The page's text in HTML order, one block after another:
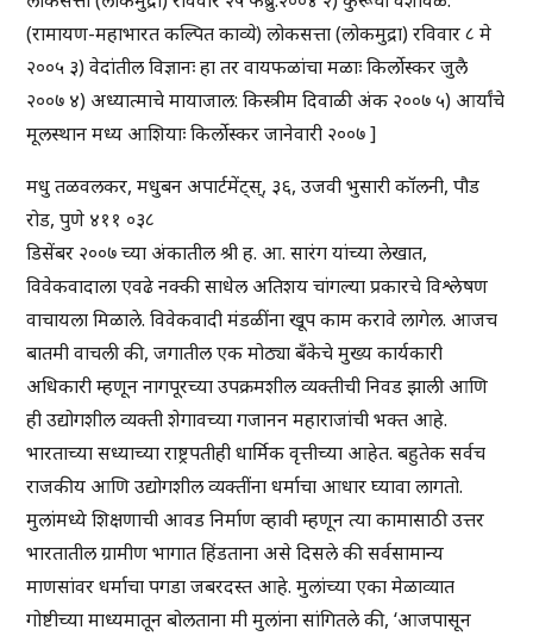
(रामायण-महाभारत कल्पित काव्ये) लोकसत्ता (लोकमुद्रा) रविवार ८ मे
२००५ ३) वेदांतील विज्ञानः हा तर वायफळांचा मळाः किर्लोस्कर जुलै
२००७ ४) अध्यात्माचे मायाजाल: किस्त्रीम दिवाळी अंक २००७ ५) आर्यांचे
मूलस्थान मध्य आशियाः किर्लोस्कर जानेवारी २००७ ]
मधु तळवलकर, मधुबन अपार्टमेंट्स्, ३६, उजवी भुसारी कॉलनी, पौड
रोड, पुणे ४११ ०३८
डिसेंबर २००७ च्या अंकातील श्री ह. आ. सारंग यांच्या लेखात,
विवेकवादाला एवढे नक्की साधेल अतिशय चांगल्या प्रकारचे विश्लेषण
वाचायला मिळाले. विवेकवादी मंडळींना खूप काम करावे लागेल. आजच
बातमी वाचली की, जगातील एक मोठ्या बँकेचे मुख्य कार्यकारी
अधिकारी म्हणून नागपूरच्या उपक्रमशील व्यक्तीची निवड झाली आणि
ही उद्योगशील व्यक्ती शेगावच्या गजानन महाराजांची भक्त आहे.
भारताच्या सध्याच्या राष्ट्रपतीही धार्मिक वृत्तीच्या आहेत. बहुतेक सर्वच
राजकीय आणि उद्योगशील व्यक्तींना धर्माचा आधार घ्यावा लागतो.
मुलांमध्ये शिक्षणाची आवड निर्माण व्हावी म्हणून त्या कामासाठी उत्तर
भारतातील ग्रामीण भागात हिंडताना असे दिसले की सर्वसामान्य
माणसांवर धर्माचा पगडा जबरदस्त आहे. मुलांच्या एका मेळाव्यात
गोष्टीच्या माध्यमातून बोलताना मी मुलांना सांगितले की, ‘आजपासून